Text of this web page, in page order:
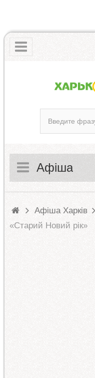
Афіша
Афіша Харків
«Старий Новий рік»